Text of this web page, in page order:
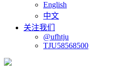
English
中文
关注我们
@ufhtju
TJU58568500